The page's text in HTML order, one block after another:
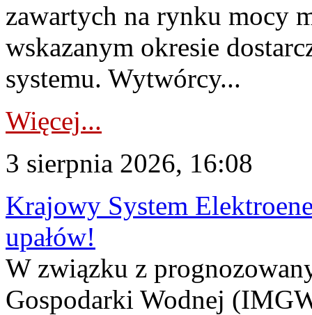
zawartych na rynku mocy
wskazanym okresie
systemu. Wytwórcy...
Więcej...
3 sierpnia 2026, 16:08
Krajowy System
upałów!
W związku z
Gospodarki Wodnej